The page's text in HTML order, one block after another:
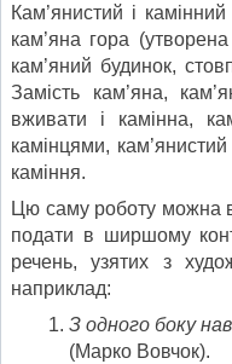
Кам’янистий і
кам’яна гора
кам’яний будинок,
Замість кам’яна,
вживати і камінна,
камінцями,
каміння.
Цю саму роботу можна
подати в ширшому
речень, узятих з
наприклад:
З одного боку
(Марко Вовчок).